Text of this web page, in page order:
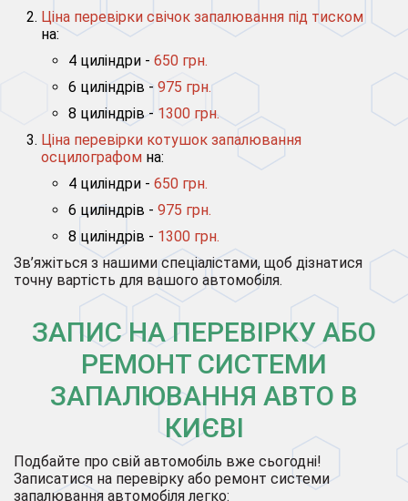
Ціна перевірки свічок запалювання під тиском
на:
4 циліндри - 650 грн.
6 циліндрів - 975 грн.
8 циліндрів - 1300 грн.
Ціна перевірки котушок запалювання
осцилографом на:
4 циліндри - 650 грн.
6 циліндрів - 975 грн.
8 циліндрів - 1300 грн.
Зв’яжіться з нашими спеціалістами, щоб дізнатися
точну вартість для вашого автомобіля.
ЗАПИС НА ПЕРЕВІРКУ АБО
РЕМОНТ СИСТЕМИ
ЗАПАЛЮВАННЯ АВТО В
КИЄВІ
Подбайте про свій автомобіль вже сьогодні!
Записатися на перевірку або ремонт системи
запалювання автомобіля легко: